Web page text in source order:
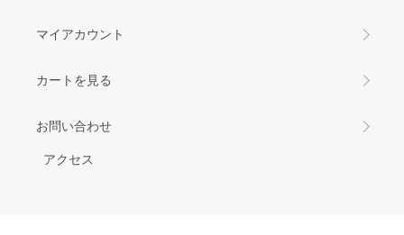
マイアカウント
カートを見る
お問い合わせ
アクセス